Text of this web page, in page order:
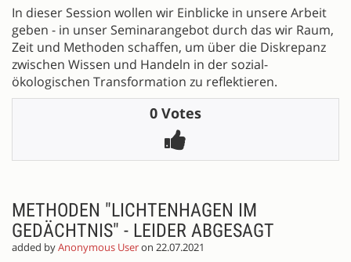
In dieser Session wollen wir Einblicke in unsere Arbeit
geben - in unser Seminarangebot durch das wir Raum,
Zeit und Methoden schaffen, um über die Diskrepanz
zwischen Wissen und Handeln in der sozial-
ökologischen Transformation zu reflektieren.
0 Votes
METHODEN "LICHTENHAGEN IM
GEDÄCHTNIS" - LEIDER ABGESAGT
added byAnonymous Useron 22.07.2021